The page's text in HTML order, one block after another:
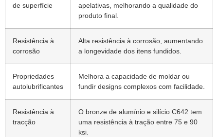
de superfície
apelativas, melhorando a qualidade do
produto final.
Resistência à
corrosão
Alta resistência à corrosão, aumentando
a longevidade dos itens fundidos.
Propriedades
autolubrificantes
Melhora a capacidade de moldar ou
fundir designs complexos com facilidade.
Resistência à
tracção
O bronze de alumínio e silício C642 tem
uma resistência à tração entre 75 e 90
ksi.